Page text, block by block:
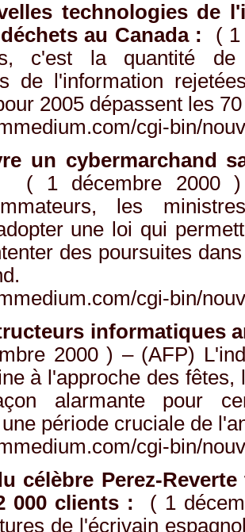
technologies de
au Canada : ( 1
c'est la quantité
de l'information
2005 dépassent les
cgi-bin/
un cybermarchand
( 1 décembre 2000 )
les
une loi qui
des poursuites
cgi-bin/
informatiques
2000 ) – (AFP)
à l'approche des
alarmante pour
période cruciale de
cgi-bin/
célèbre Perez-
000 clients : ( 1
de l'écrivain